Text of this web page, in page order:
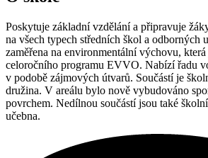
Poskytuje základní vzdělání a připravuje
na všech typech středních škol a odborných
zaměřena na environmentální výchovu,
celoročního programu EVVO. Nabízí řadu
v podobě zájmových útvarů. Součástí je
družina. V areálu bylo nově vybudováno
povrchem. Nedílnou součástí jsou také
učebna.